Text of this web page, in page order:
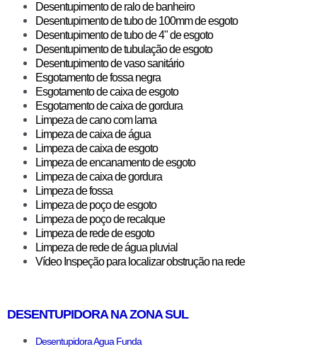
Desentupimento de ralo de banheiro
Desentupimento de tubo de 100mm de esgoto
Desentupimento de tubo de 4" de esgoto
Desentupimento de tubulação de esgoto
Desentupimento de vaso sanitário
Esgotamento de fossa negra
Esgotamento de caixa de esgoto
Esgotamento de caixa de gordura
Limpeza de cano com lama
Limpeza de caixa de água
Limpeza de caixa de esgoto
Limpeza de encanamento de esgoto
Limpeza de caixa de gordura
Limpeza de fossa
Limpeza de poço de esgoto
Limpeza de poço de recalque
Limpeza de rede de esgoto
Limpeza de rede de água pluvial
Vídeo Inspeção para localizar obstrução na rede
DESENTUPIDORA NA ZONA SUL
Desentupidora Agua Funda